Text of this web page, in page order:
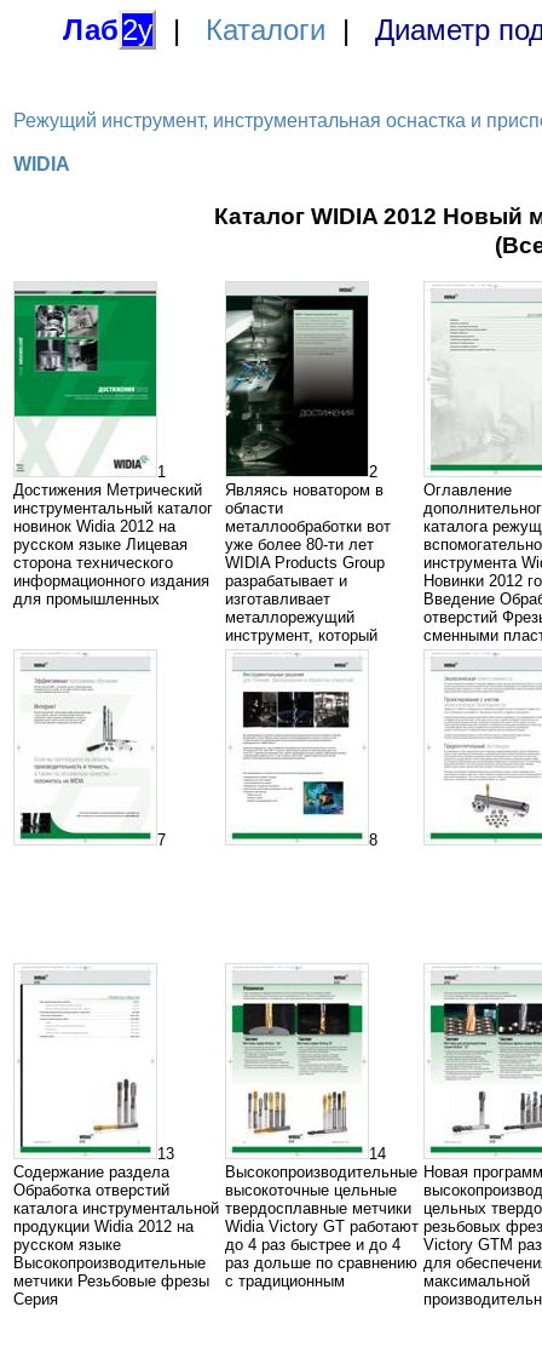
Лаб2у | Каталоги | Диаметр
Режущий инструмент, инструментальная оснастка и
WIDIA
Каталог WIDIA 2012 Новый
1
Достижения Метрический
инструментальный каталог
новинок Widia 2012 на
русском языке Лицевая
сторона технического
информационного издания
для промышленных
2
Являясь новатором в
области
металлообработки вот
уже более 80-ти лет
WIDIA Products Group
разрабатывает и
изготавливает
металлорежущий
инструмент, который
Оглавление
каталога
инструмента
Новинки 2012
Введение
отверстий
сменными
7 8
13
Содержание раздела
Обработка отверстий
каталога инструментальной
продукции Widia 2012 на
русском языке
Высокопроизводительные
метчики Резьбовые фрезы
Серия
14
Высокопроизводительные
высокоточные цельные
твердосплавные метчики
Widia Victory GT работают
до 4 раз быстрее и до 4
раз дольше по сравнению
с традиционным
Новая
цельных
резьбовых
Victory GTM
для
максимальной